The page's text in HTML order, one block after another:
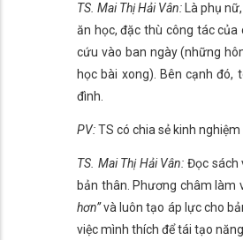
TS. Mai Thị Hải Vân: Là phụ
ăn học, đặc thù công tác
cứu vào ban ngày (những
học bài xong). Bên cạnh
đình.
PV:TS có chia sẻ kinh
TS. Mai Thị Hải Vân:Đọc sách
bản thân. Phương châm làm
hơn”và luôn tạo áp lực cho
việc mình thích để tái tạo